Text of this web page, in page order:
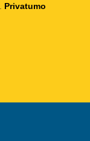
Privatumo